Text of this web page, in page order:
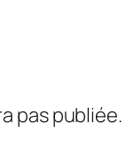
pas publiée.